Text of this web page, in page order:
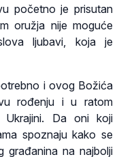
početno je prisutan
oružja nije moguće
ljubavi, koja je
i ovog Božića
rođenju i u ratom
Da oni koji
spoznaju kako se
građanina na najbolji